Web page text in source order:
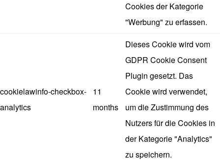
Cookies der Kategorie
"Werbung" zu erfassen.
cookielawinfo-checkbox-
analytics
11
months
Dieses Cookie wird vom
GDPR Cookie Consent
Plugin gesetzt. Das
Cookie wird verwendet,
um die Zustimmung des
Nutzers für die Cookies in
der Kategorie "Analytics"
zu speichern.